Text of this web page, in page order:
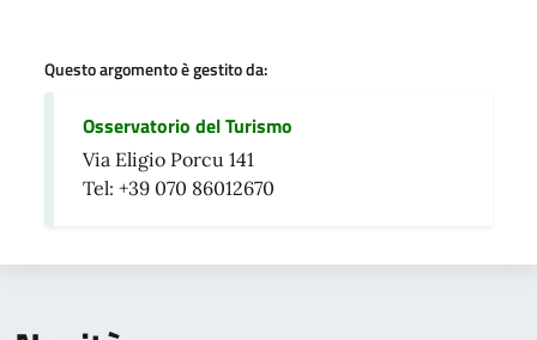
Questo argomento è gestito da:
Osservatorio del Turismo
Via Eligio Porcu 141
Tel: +39 070 86012670